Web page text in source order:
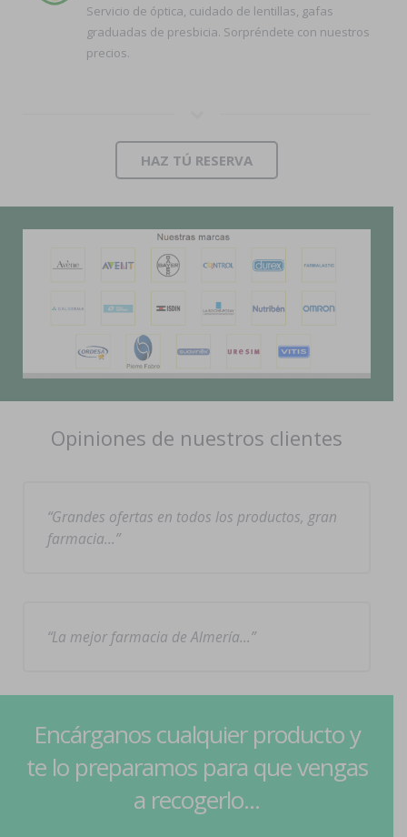
Servicio de óptica, cuidado de lentillas, gafas
graduadas de presbicia. Sorpréndete con nuestros
precios.
HAZ TÚ RESERVA
Opiniones de nuestros clientes
Grandes ofertas en todos los productos, gran
farmacia…
La mejor farmacia de Almería…
Encárganos cualquier producto y
te lo preparamos para que vengas
a recogerlo...